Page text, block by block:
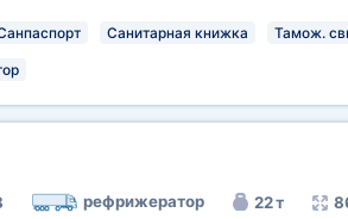
Санитарная книжка Тамож.
рефрижератор 22 т